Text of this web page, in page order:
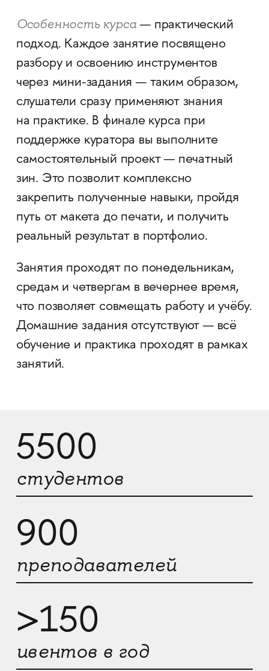
Особенность курса — практический
подход. Каждое занятие посвящено
разбору и освоению инструментов
через мини-задания — таким образом,
слушатели сразу применяют знания
на практике. В финале курса при
поддержке куратора вы выполните
самостоятельный проект — печатный
зин. Это позволит комплексно
закрепить полученные навыки, пройдя
путь от макета до печати, и получить
реальный результат в портфолио.
Занятия проходят по понедельникам,
средам и четвергам в вечернее время,
что позволяет совмещать работу и учёбу.
Домашние задания отсутствуют — всё
обучение и практика проходят в рамках
занятий.
5500
студентов
900
преподавателей
>150
ивентов в год